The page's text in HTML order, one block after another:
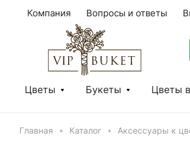
Компания Вопросы и ответы
Цветы Букеты Цветы
Главная Каталог Аксессуары к